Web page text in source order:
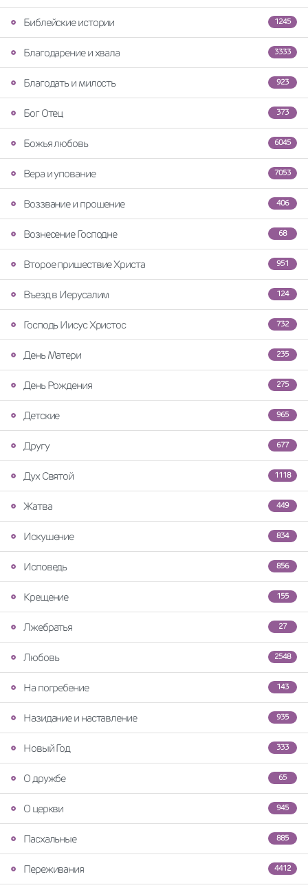
1245
Библейские истории
3333
Благодарение и хвала
923
Благодать и милость
373
Бог Отец
6045
Божья любовь
7053
Вера и упование
406
Воззвание и прошение
68
Вознесение Господне
951
Второе пришествие Христа
124
Въезд в Иерусалим
732
Господь Иисус Христос
235
День Матери
275
День Рождения
965
Детские
677
Другу
1118
Дух Святой
449
Жатва
834
Искушение
856
Исповедь
155
Крещение
27
Лжебратья
2548
Любовь
143
На погребение
935
Назидание и наставление
333
Новый Год
65
О дружбе
945
О церкви
885
Пасхальные
4412
Переживания